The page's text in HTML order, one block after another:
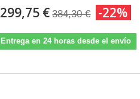
299,75 € 384,30 € -22%
Entrega en 24 horas desde el envío